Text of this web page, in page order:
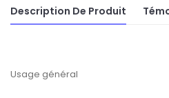
Description De Produit
Usage général